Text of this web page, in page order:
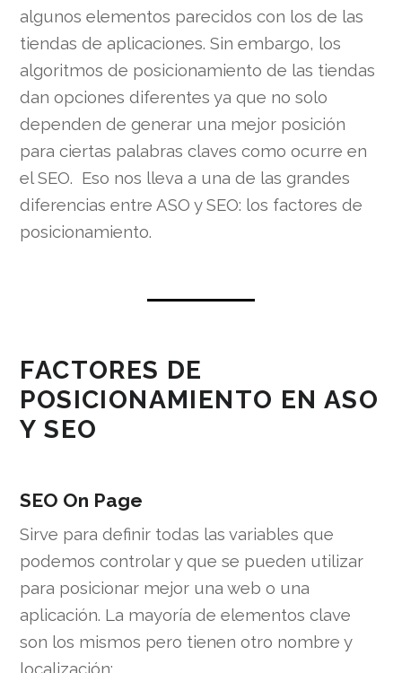
algunos elementos parecidos con los de las
tiendas de aplicaciones. Sin embargo, los
algoritmos de posicionamiento de las tiendas
dan opciones diferentes ya que no solo
dependen de generar una mejor posición
para ciertas palabras claves como ocurre en
el SEO. Eso nos lleva a una de las grandes
diferencias entre ASO y SEO: los factores de
posicionamiento.
FACTORES DE
POSICIONAMIENTO EN ASO
Y SEO
SEO On Page
Sirve para definir todas las variables que
podemos controlar y que se pueden utilizar
para posicionar mejor una web o una
aplicación. La mayoría de elementos clave
son los mismos pero tienen otro nombre y
localización: